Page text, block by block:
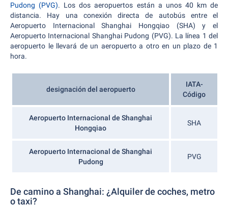
Pudong (PVG). Los dos aeropuertos están a unos 40 km de
distancia. Hay una conexión directa de autobús entre el
Aeropuerto Internacional Shanghai Hongqiao (SHA) y el
Aeropuerto Internacional Shanghai Pudong (PVG). La línea 1 del
aeropuerto le llevará de un aeropuerto a otro en un plazo de 1
hora.
designación del aeropuerto
IATA-
Código
Aeropuerto Internacional de Shanghai
Hongqiao
SHA
Aeropuerto Internacional de Shanghai
Pudong
PVG
De camino a Shanghai: ¿Alquiler de coches, metro
o taxi?